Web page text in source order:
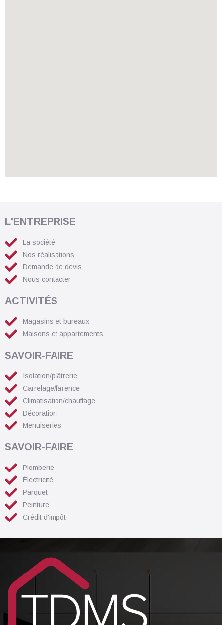
L'ENTREPRISE
La société
Nos réalisations
Demande de devis
Nous contacter
ACTIVITÉS
Magasins et bureaux
Maisons et appartements
SAVOIR-FAIRE
Isolation/plâtrerie
Carrelage/faïence
Climatisation/chauffage
Décoration
Menuiseries
SAVOIR-FAIRE
Plomberie
Électricité
Parquet
Peinture
Crédit d'impôt